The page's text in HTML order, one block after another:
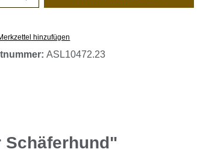
hinzufügen
ASL10472.23
Schäferhund"